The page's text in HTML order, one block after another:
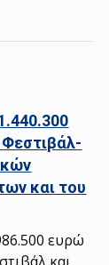
Φεστιβάλ-
και του
ευρώ
και